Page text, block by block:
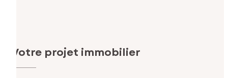
Votre projet immobilier